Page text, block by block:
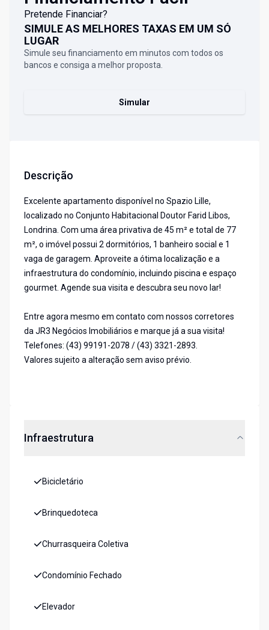
Pretende Financiar?
SIMULE AS MELHORES TAXAS EM UM SÓ
LUGAR
Simule seu financiamento em minutos com todos os
bancos e consiga a melhor proposta.
Simular
Descrição
Excelente apartamento disponível no Spazio Lille,
localizado no Conjunto Habitacional Doutor Farid Libos,
Londrina. Com uma área privativa de 45 m² e total de 77
m², o imóvel possui 2 dormitórios, 1 banheiro social e 1
vaga de garagem. Aproveite a ótima localização e a
infraestrutura do condomínio, incluindo piscina e espaço
gourmet. Agende sua visita e descubra seu novo lar!
Entre agora mesmo em contato com nossos corretores
da JR3 Negócios Imobiliários e marque já a sua visita!
Telefones: (43) 99191-2078 / (43) 3321-2893.
Valores sujeito a alteração sem aviso prévio.
Infraestrutura
Bicicletário
Brinquedoteca
Churrasqueira Coletiva
Condomínio Fechado
Elevador